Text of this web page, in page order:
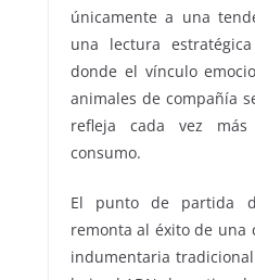
únicamente a una
una lectura
donde el vínculo
animales de compañía
refleja cada vez
consumo.
El punto de partida
remonta al éxito de una
indumentaria